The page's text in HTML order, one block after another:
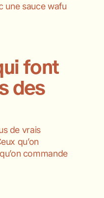
une sauce wafu
font
des
de vrais
qu’on
commande